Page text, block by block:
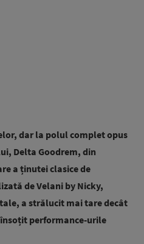
dar la polul complet opus
Delta Goodrem, din
a ținutei clasice de
de Velani by Nicky,
a strălucit mai tare decât
performance-urile